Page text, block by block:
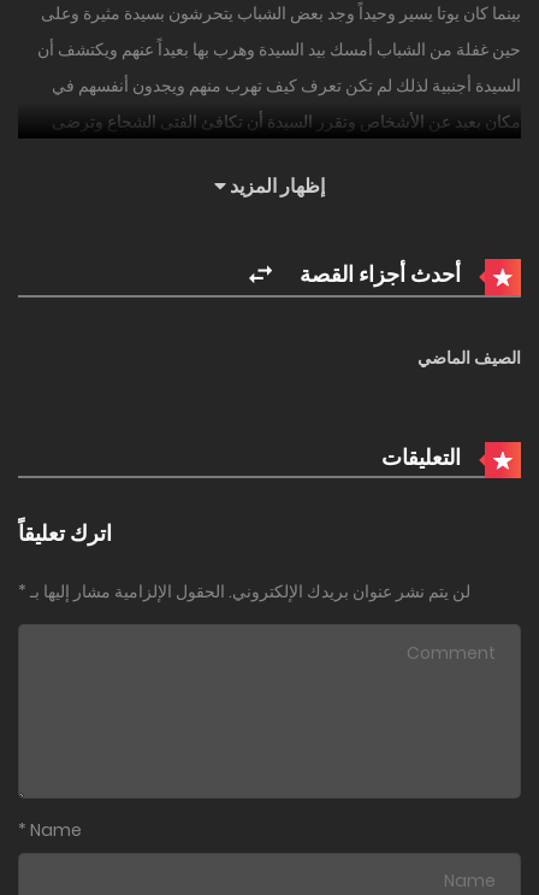
بينما كان يوتا يسير وحيداً وجد بعض الشباب يتحرشون بسيدة مثيرة وعلى
حين غفلة من الشباب أمسك بيد السيدة وهرب بها بعيداً عنهم ويكتشف أن
السيدة أجنبية لذلك لم تكن تعرف كيف تهرب منهم ويجدون أنفسهم في
مكان بعيد عن الأشخاص وتقرر السيدة أن تكافئ الفتى الشجاع وترضى
إظهار المزيد
أحدث أجزاء القصة
الصيف الماضي
التعليقات
اترك تعليقاً
لن يتم نشر عنوان بريدك الإلكتروني. الحقول الإلزامية مشار إليها بـ *
Name
*